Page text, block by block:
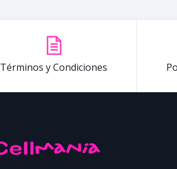
Términos y Condiciones